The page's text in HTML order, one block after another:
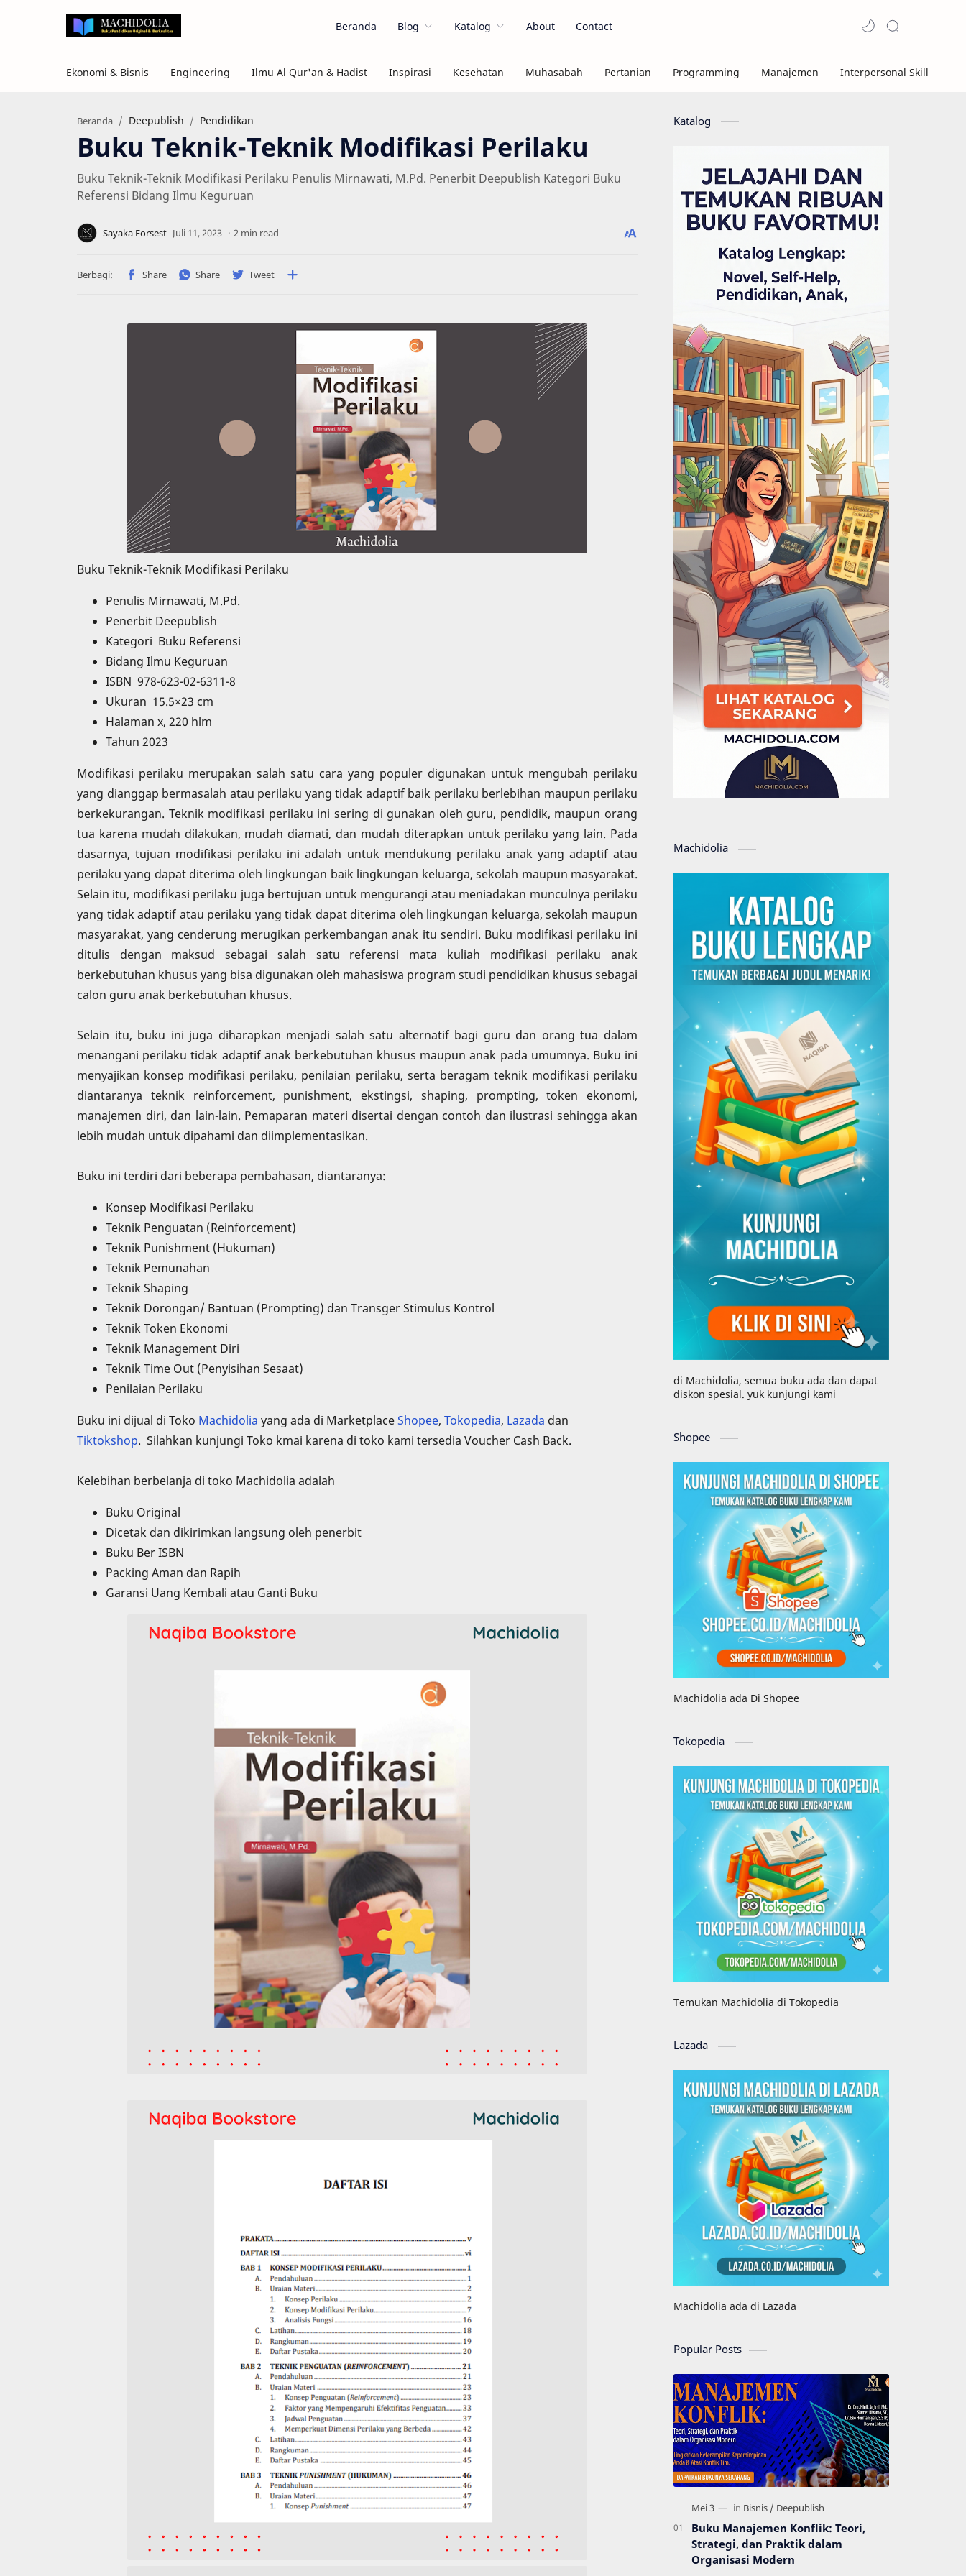
Beranda Blog Katalog About Contact
Beranda Deepublish Pendidikan
Buku Teknik-Teknik Modifikasi Perilaku
Buku Teknik-Teknik Modifikasi Perilaku Penulis Mirnawati, M.Pd. Penerbit Deepublish Kategori Buku
Referensi Bidang Ilmu Keguruan
2 min read
Buku Teknik-Teknik Modifikasi Perilaku
Penulis Mirnawati, M.Pd.
Penerbit Deepublish
Kategori Buku Referensi
Bidang Ilmu Keguruan
ISBN 978-623-02-6311-8
Ukuran 15.5×23 cm
Halaman x, 220 hlm
Tahun 2023
Modifikasi perilaku merupakan salah satu cara yang populer digunakan untuk mengubah perilaku
yang dianggap bermasalah atau perilaku yang tidak adaptif baik perilaku berlebihan maupun perilaku
berkekurangan. Teknik modifikasi perilaku ini sering di gunakan oleh guru, pendidik, maupun orang
tua karena mudah dilakukan, mudah diamati, dan mudah diterapkan untuk perilaku yang lain. Pada
dasarnya, tujuan modifikasi perilaku ini adalah untuk mendukung perilaku anak yang adaptif atau
perilaku yang dapat diterima oleh lingkungan baik lingkungan keluarga, sekolah maupun masyarakat.
Selain itu, modifikasi perilaku juga bertujuan untuk mengurangi atau meniadakan munculnya perilaku
yang tidak adaptif atau perilaku yang tidak dapat diterima oleh lingkungan keluarga, sekolah maupun
masyarakat, yang cenderung merugikan perkembangan anak itu sendiri. Buku modifikasi perilaku ini
ditulis dengan maksud sebagai salah satu referensi mata kuliah modifikasi perilaku anak
berkebutuhan khusus yang bisa digunakan oleh mahasiswa program studi pendidikan khusus sebagai
calon guru anak berkebutuhan khusus.
Selain itu, buku ini juga diharapkan menjadi salah satu alternatif bagi guru dan orang tua dalam
menangani perilaku tidak adaptif anak berkebutuhan khusus maupun anak pada umumnya. Buku ini
menyajikan konsep modifikasi perilaku, penilaian perilaku, serta beragam teknik modifikasi perilaku
diantaranya teknik reinforcement, punishment, ekstingsi, shaping, prompting, token ekonomi,
manajemen diri, dan lain-lain. Pemaparan materi disertai dengan contoh dan ilustrasi sehingga akan
lebih mudah untuk dipahami dan diimplementasikan.
Buku ini terdiri dari beberapa pembahasan, diantaranya:
Konsep Modifikasi Perilaku
Teknik Penguatan (Reinforcement)
Teknik Punishment (Hukuman)
Teknik Pemunahan
Teknik Shaping
Teknik Dorongan/ Bantuan (Prompting) dan Transger Stimulus Kontrol
Teknik Token Ekonomi
Teknik Management Diri
Teknik Time Out (Penyisihan Sesaat)
Penilaian Perilaku
Buku ini dijual di Toko Machidolia yang ada di MarketplaceShopee, Tokopedia, Lazada dan
Tiktokshop. Silahkan kunjungi Toko kmai karena di toko kami tersedia Voucher Cash Back.
Kelebihan berbelanja di toko Machidolia adalah
Buku Original
Dicetak dan dikirimkan langsung oleh penerbit
Buku Ber ISBN
Packing Aman dan Rapih
Garansi Uang Kembali atau Ganti Buku
Katalog
Machidolia
di Machidolia, semua buku ada dan dapat
diskon spesial. yuk kunjungi kami
Shopee
Machidolia ada Di Shopee
Tokopedia
Temukan Machidolia di Tokopedia
Lazada
Machidolia ada di Lazada
Popular Posts
Buku Manajemen Konflik: Teori,
Strategi, dan Praktik dalam
Organisasi Modern